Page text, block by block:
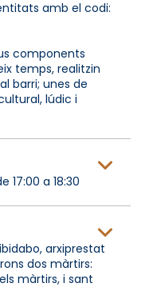
amb el codi:
components
temps, realitzin
barri; unes de
lúdic i
17:00 a 18:30
arxiprestat
dos màrtirs:
màrtirs, i sant